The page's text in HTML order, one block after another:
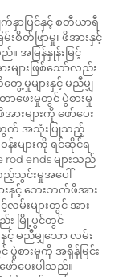
က်နှာပြင်နှင့် စတီယာရီ
စိတ်ဖြာမှု၊ ဖိအားနှင့်
အမြန်နှုန်းမြင့်
များဖြစ်သော်လည်း
ေ့မှုများနှင့် မညီမျှ
ဖေးမှုတွင် ပွဲစားမှု
းများကို ဖော်ပေး
အတွက် အသုံးပြုသည့်
းများကို ရင်ဆိုင်ရ
rod ends များသည်
ည့်သွင်းမှုအပေါ်
းနှင့် ဘေးဘက်ဖိအား
မ်းများတွင် အား
း မြို့ပွင်တွင်
င့် မညီမျှသော လမ်း
စားမှုကို အရှိန်မြင်း
ာ်ပေးပါသည်။